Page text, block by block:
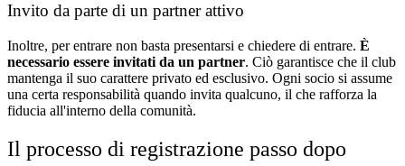
Invito da parte di un partner attivo
Inoltre, per entrare non basta presentarsi e chiedere di entrare. È
necessario essere invitati da un partner. Ciò garantisce che il club
mantenga il suo carattere privato ed esclusivo. Ogni socio si assume
una certa responsabilità quando invita qualcuno, il che rafforza la
fiducia all'interno della comunità.
Il processo di registrazione passo dopo